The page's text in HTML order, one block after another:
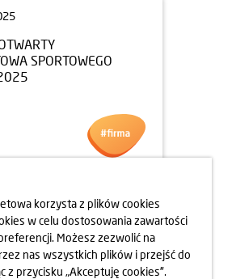
SPORTOWEGO
dowiedz się więcej
korzysta z plików cookies
w celu dostosowania zawartości
Możesz zezwolić na
nas wszystkich plików i przejść do
z przycisku „Akceptuję cookies”.